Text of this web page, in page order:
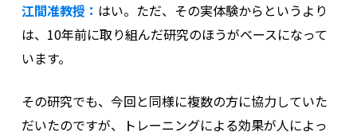
江間准教授： はい。ただ、その実体験からというより
は、10年前に取り組んだ研究のほうがベースになって
います。
その研究でも、今回と同様に複数の方に協力していた
だいたのですが、トレーニングによる効果が人によっ